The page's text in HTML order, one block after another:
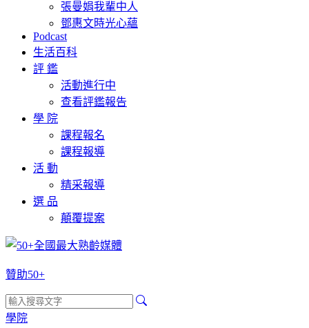
張曼娟我輩中人
鄧惠文時光心蘊
Podcast
生活百科
評 鑑
活動進行中
查看評鑑報告
學 院
課程報名
課程報導
活 動
精采報導
選 品
顛覆提案
贊助50+
學院